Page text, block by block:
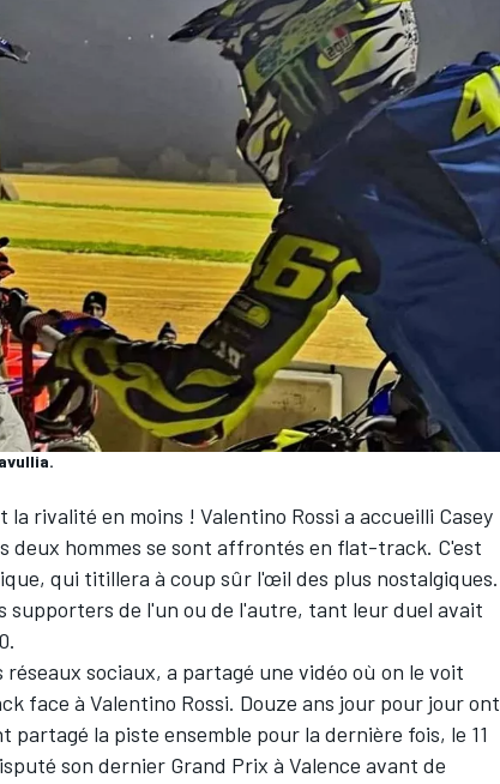
la rivalité en moins ! Valentino Rossi a accueilli Casey
deux hommes se sont affrontés en flat-track. C'est
qui titillera à coup sûr l'œil des plus nostalgiques.
supporters de l'un ou de l'autre, tant leur duel avait
sociaux, a partagé une vidéo où on le voit
face à Valentino Rossi. Douze ans jour pour jour ont
partagé la piste ensemble pour la dernière fois, le 11
son dernier Grand Prix à Valence avant de